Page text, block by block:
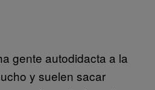
gente autodidacta a la
y suelen sacar